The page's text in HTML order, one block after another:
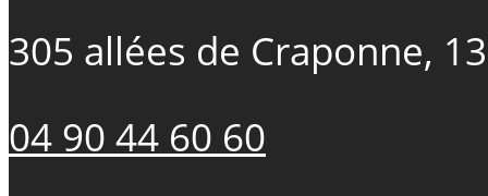
305 allées de Craponne,
04 90 44 60 60